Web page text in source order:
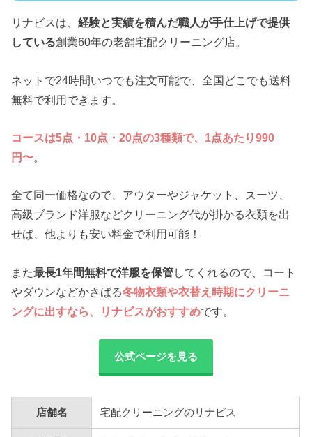
リナビスは、経験と実績を積んだ職人が手仕上げで提供
している創業60年の老舗宅配クリーニング店。
ネットで24時間いつでも注文可能で、全国どこでも送料
無料で利用できます。
コースは5点・10点・20点の3種類で、1点あたり990
円〜。
全て同一価格なので、アウターやジャケット、スーツ、
高級ブランド洋服などクリーニング代が掛かる衣類を出
せば、他よりも安い料金で利用可能！
また最長1年間無料で洋服を保管してくれるので、コート
やダウンなどかさばる冬物衣類や衣替え時期にクリーニ
ングに出すなら、リナビスがおすすめです。
公式ページを見る
店舗名 宅配クリーニングのリナビス